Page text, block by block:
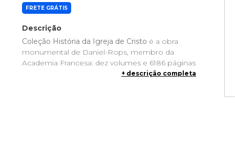
FRETE GRÁTIS
Descrição
Coleção História da Igreja de Cristo é a obra
monumental de Daniel-Rops, membro da
Academia Francesa: dez volumes e 6186 páginas
que narram a vida da Igreja desde o dia de
+ descrição completa